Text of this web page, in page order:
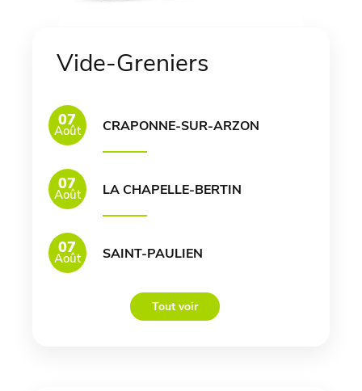
Vide-Greniers
07
Août CRAPONNE-SUR-ARZON
07
Août LA CHAPELLE-BERTIN
07
Août SAINT-PAULIEN
Tout voir